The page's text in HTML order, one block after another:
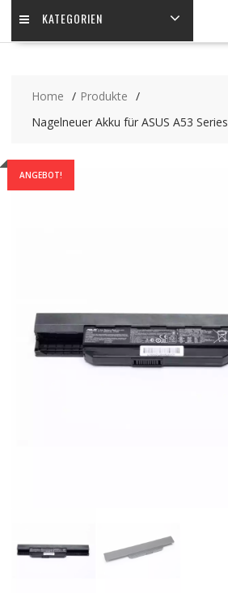
KATEGORIEN
Home
Produkte
Nagelneuer Akku für ASUS A53 Series
ANGEBOT!